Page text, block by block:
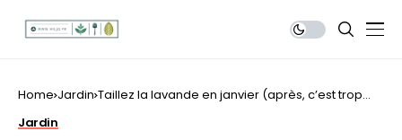
Home Jardin Taillez la lavande en janvier (après, c’est trop
Jardin